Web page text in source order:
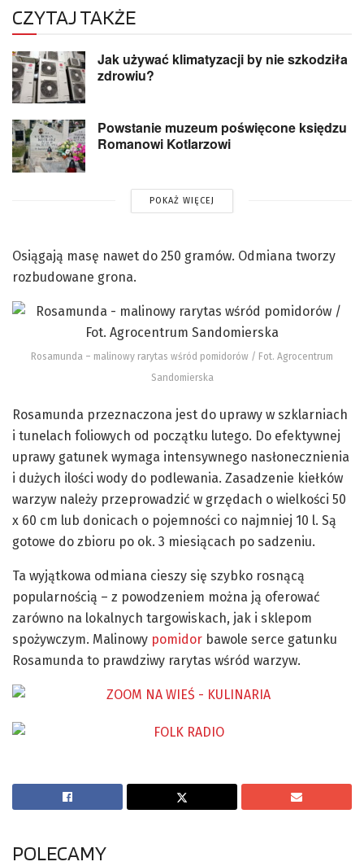
CZYTAJ TAKŻE
Jak używać klimatyzacji by nie szkodziła
zdrowiu?
Powstanie muzeum poświęcone księdzu
Romanowi Kotlarzowi
POKAŻ WIĘCEJ
Osiągają masę nawet do 250 gramów. Odmiana tworzy
rozbudowane grona.
Rosamunda – malinowy rarytas wśród pomidorów / Fot. Agrocentrum
Sandomierska
Rosamunda przeznaczona jest do uprawy w szklarniach
i tunelach foliowych od początku lutego. Do efektywnej
uprawy gatunek wymaga intensywnego nasłonecznienia
i dużych ilości wody do podlewania. Zasadzenie kiełków
warzyw należy przeprowadzić w grzędach o wielkości 50
x 60 cm lub donicach o pojemności co najmniej 10 l. Są
gotowe do zbioru po ok. 3 miesiącach po sadzeniu.
Ta wyjątkowa odmiana cieszy się szybko rosnącą
popularnością – z powodzeniem można ją oferować
zarówno na lokalnych targowiskach, jak i sklepom
spożywczym. Malinowy pomidor bawole serce gatunku
Rosamunda to prawdziwy rarytas wśród warzyw.
POLECAMY